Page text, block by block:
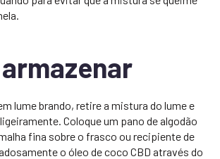
lume brando, retire a mistura do lume e
Coloque um pano de algodão
fina sobre o frasco ou recipiente de
o óleo de coco CBD através do